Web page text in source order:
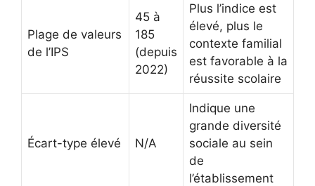
Plage de valeurs
de l’IPS
45 à
185
(depuis
2022)
Plus l’indice est
élevé, plus le
contexte familial
est favorable à la
réussite scolaire
Écart-type élevé N/A
Indique une
grande diversité
sociale au sein
de
l’établissement